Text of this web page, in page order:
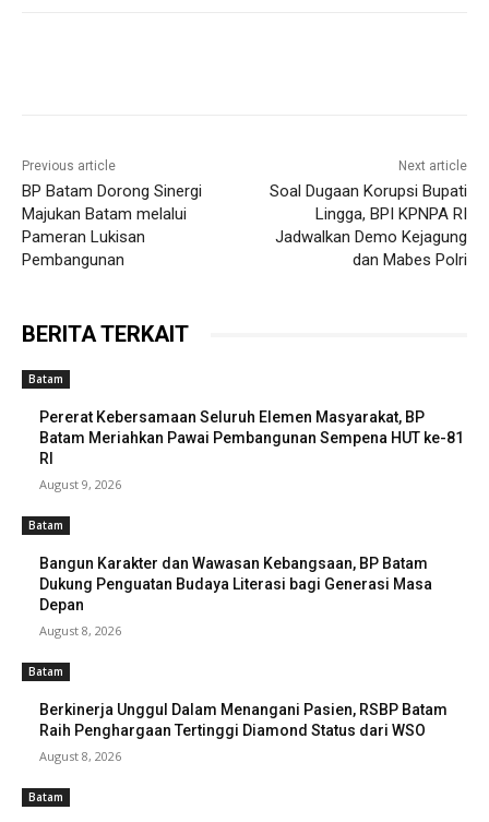
Previous article
BP Batam Dorong Sinergi
Majukan Batam melalui
Pameran Lukisan
Pembangunan
Next article
Soal Dugaan Korupsi Bupati
Lingga, BPI KPNPA RI
Jadwalkan Demo Kejagung
dan Mabes Polri
BERITA TERKAIT
Batam
Pererat Kebersamaan Seluruh Elemen Masyarakat, BP
Batam Meriahkan Pawai Pembangunan Sempena HUT ke-81
RI
August 9, 2026
Batam
Bangun Karakter dan Wawasan Kebangsaan, BP Batam
Dukung Penguatan Budaya Literasi bagi Generasi Masa
Depan
August 8, 2026
Batam
Berkinerja Unggul Dalam Menangani Pasien, RSBP Batam
Raih Penghargaan Tertinggi Diamond Status dari WSO
August 8, 2026
Batam